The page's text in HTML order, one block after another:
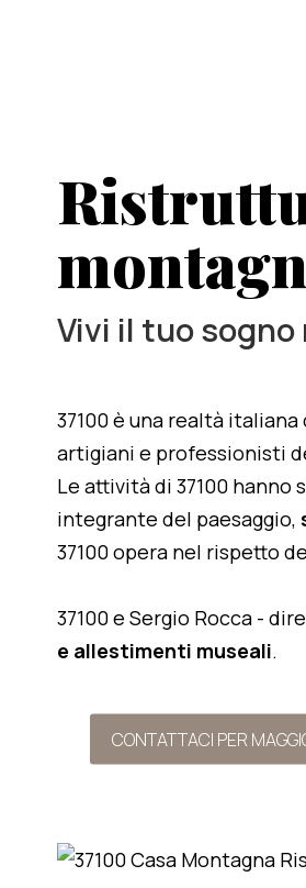
Vivi il tuo
37100 è una realtà
artigiani e professionisti
Le attività di 37100
integrante del paesaggio,
37100 opera nel rispetto
37100 e Sergio Rocca -
e allestimenti museali.
CONTATTACI PER